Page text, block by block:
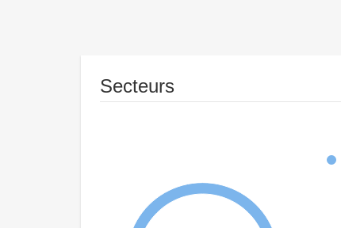
Secteurs